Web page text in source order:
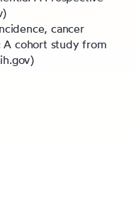
cancer
A cohort study from